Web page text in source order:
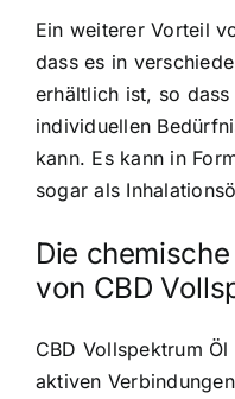
Ein weiterer Vorteil
dass es in
erhältlich ist, so
individuellen
kann. Es kann in
sogar als
Die
von CBD
CBD Vollspektrum
aktiven